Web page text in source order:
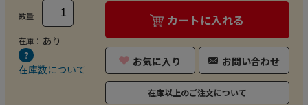
数量
在庫： あり
在庫数について
カートに入れる
お気に入り お問い合わせ
在庫以上のご注文について